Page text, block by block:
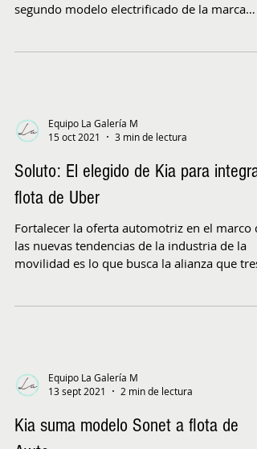
segundo modelo electrificado de la marca
Equipo La Galería M
15 oct 2021
3 min de lectura
Soluto: El elegido de Kia para integrar
flota de Uber
Fortalecer la oferta automotriz en el marco
las nuevas tendencias de la industria de la
movilidad es lo que busca la alianza que
Equipo La Galería M
13 sept 2021
2 min de lectura
Kia suma modelo Sonet a flota de